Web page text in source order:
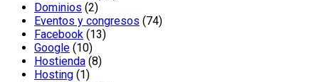
Dominios (2)
Eventos y congresos (74)
Facebook (13)
Google (10)
Hostienda (8)
Hosting (1)